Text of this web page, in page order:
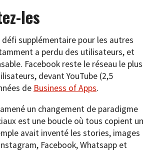
les
supplémentaire pour les autres
a perdu des utilisateurs, et
Facebook reste le réseau le plus
devant YouTube (2,5
de Business of Apps.
un changement de paradigme
est une boucle où tous copient un
avait inventé les stories, images
Facebook, Whatsapp et